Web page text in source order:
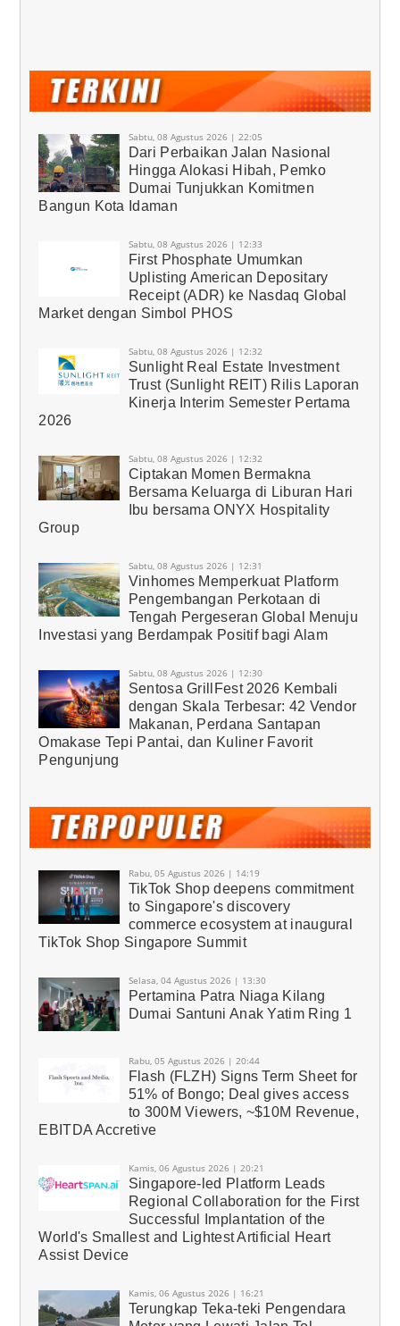
Sabtu, 08 Agustus 2026 | 22:05
Dari Perbaikan Jalan Nasional
Hingga Alokasi Hibah, Pemko
Dumai Tunjukkan Komitmen
Bangun Kota Idaman
Sabtu, 08 Agustus 2026 | 12:33
First Phosphate Umumkan
Uplisting American Depositary
Receipt (ADR) ke Nasdaq Global
Market dengan Simbol PHOS
Sabtu, 08 Agustus 2026 | 12:32
Sunlight Real Estate Investment
Trust (Sunlight REIT) Rilis Laporan
Kinerja Interim Semester Pertama
2026
Sabtu, 08 Agustus 2026 | 12:32
Ciptakan Momen Bermakna
Bersama Keluarga di Liburan Hari
Ibu bersama ONYX Hospitality
Group
Sabtu, 08 Agustus 2026 | 12:31
Vinhomes Memperkuat Platform
Pengembangan Perkotaan di
Tengah Pergeseran Global Menuju
Investasi yang Berdampak Positif bagi Alam
Sabtu, 08 Agustus 2026 | 12:30
Sentosa GrillFest 2026 Kembali
dengan Skala Terbesar: 42 Vendor
Makanan, Perdana Santapan
Omakase Tepi Pantai, dan Kuliner Favorit
Pengunjung
Rabu, 05 Agustus 2026 | 14:19
TikTok Shop deepens commitment
to Singapore's discovery
commerce ecosystem at inaugural
TikTok Shop Singapore Summit
Selasa, 04 Agustus 2026 | 13:30
Pertamina Patra Niaga Kilang
Dumai Santuni Anak Yatim Ring 1
Rabu, 05 Agustus 2026 | 20:44
Flash (FLZH) Signs Term Sheet for
51% of Bongo; Deal gives access
to 300M Viewers, ~$10M Revenue,
EBITDA Accretive
Kamis, 06 Agustus 2026 | 20:21
Singapore-led Platform Leads
Regional Collaboration for the First
Successful Implantation of the
World's Smallest and Lightest Artificial Heart
Assist Device
Kamis, 06 Agustus 2026 | 16:21
Terungkap Teka-teki Pengendara